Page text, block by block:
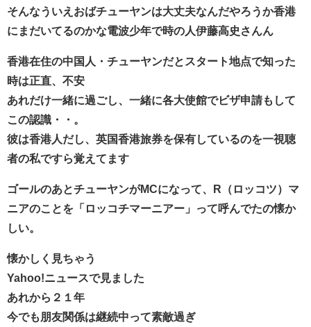
そんなういえおばチューヤンは大丈夫なんだやろうか香港
にまだいてるのかな電波少年で時の人伊藤高史さんん
香港在住の中国人・チューヤンだとスタート地点で知った
時は正直、不安
あれだけ一緒に過ごし、一緒に各大使館でビザ申請もして
この認識・・。
彼は香港人だし、英国香港旅券を保有しているのを一視聴
者の私ですら覚えてます
ゴールのあとチューヤンがMCになって、R（ロッコツ）マ
ニアのことを「ロッコチマーニアー」って呼んでたの懐か
しい。
懐かしく見ちゃう
Yahoo!ニュースで見ました
あれから２１年
今でも朋友関係は継続中って素敵過ぎ